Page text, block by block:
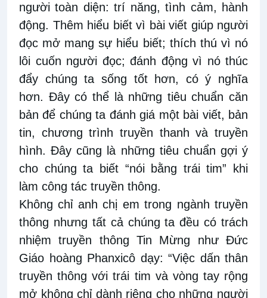
người toàn diện: trí năng, tình cảm, hành
động. Thêm hiểu biết vì bài viết giúp người
đọc mở mang sự hiểu biết; thích thú vì nó
lôi cuốn người đọc; đánh động vì nó thúc
đẩy chúng ta sống tốt hơn, có ý nghĩa
hơn. Đây có thể là những tiêu chuẩn căn
bản để chúng ta đánh giá một bài viết, bản
tin, chương trình truyền thanh và truyền
hình. Đây cũng là những tiêu chuẩn gợi ý
cho chúng ta biết “nói bằng trái tim” khi
làm công tác truyền thông.
Không chỉ anh chị em trong ngành truyền
thông nhưng tất cả chúng ta đều có trách
nhiệm truyền thông Tin Mừng như Đức
Giáo hoàng Phanxicô dạy: “Việc dấn thân
truyền thông với trái tim và vòng tay rộng
mở không chỉ dành riêng cho những người